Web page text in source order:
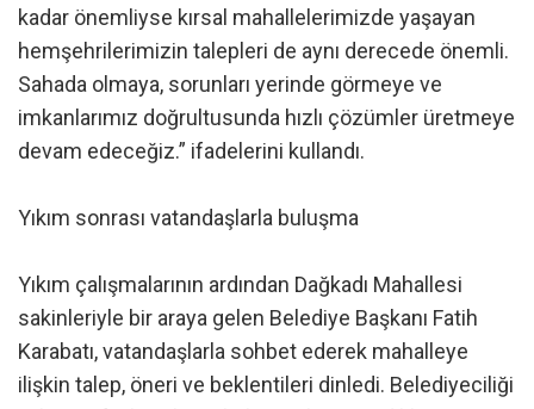
kadar önemliyse kırsal mahallelerimizde yaşayan
hemşehrilerimizin talepleri de aynı derecede önemli.
Sahada olmaya, sorunları yerinde görmeye ve
imkanlarımız doğrultusunda hızlı çözümler üretmeye
devam edeceğiz.” ifadelerini kullandı.
Yıkım sonrası vatandaşlarla buluşma
Yıkım çalışmalarının ardından Dağkadı Mahallesi
sakinleriyle bir araya gelen Belediye Başkanı Fatih
Karabatı, vatandaşlarla sohbet ederek mahalleye
ilişkin talep, öneri ve beklentileri dinledi. Belediyeciliği